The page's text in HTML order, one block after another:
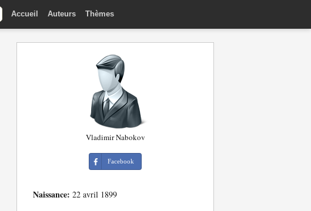
Accueil Auteurs Thèmes
Vladimir Nabokov
Facebook
Naissance: 22 avril 1899